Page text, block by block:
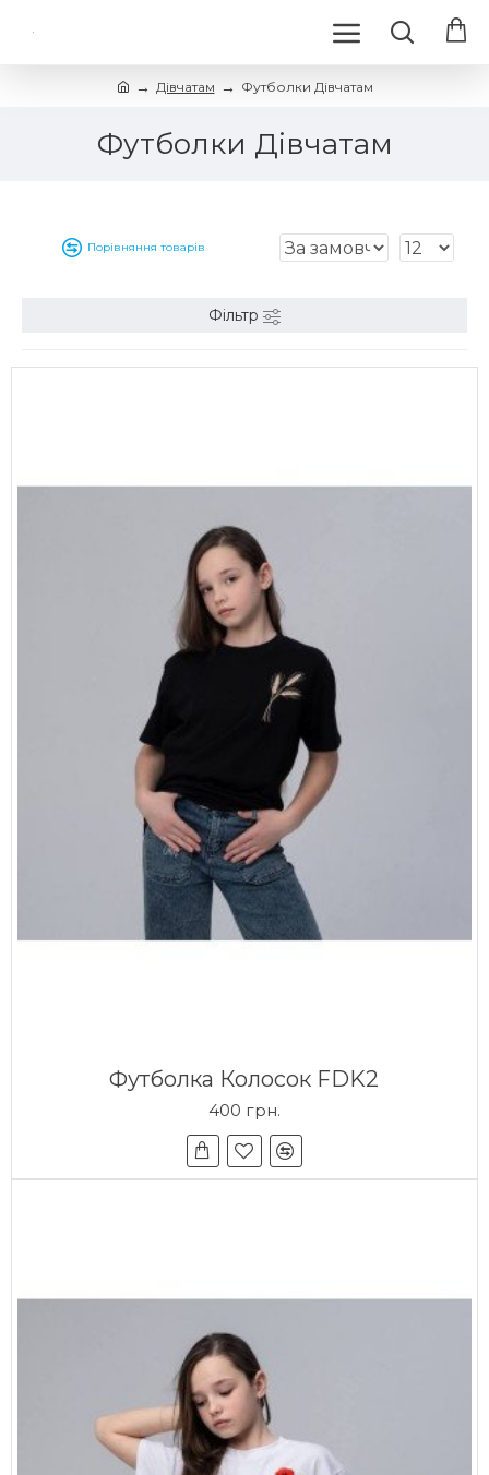
Дівчатам Футболки Дівчатам
Футболки Дівчатам
Порівняння товарів
Фільтр
Футболка Колосок FDK2
400 грн.